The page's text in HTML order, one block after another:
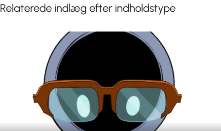
Relaterede indlæg efter indholdstype